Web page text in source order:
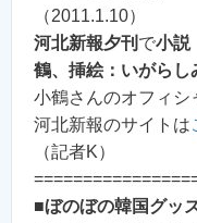
（2011.1.10）
河北新報夕刊 で小説
鶴、挿絵：いがらし
小鶴さんのオフィシ
河北新報のサイトは
（記者K）
■ぼのぼの韓国グッ